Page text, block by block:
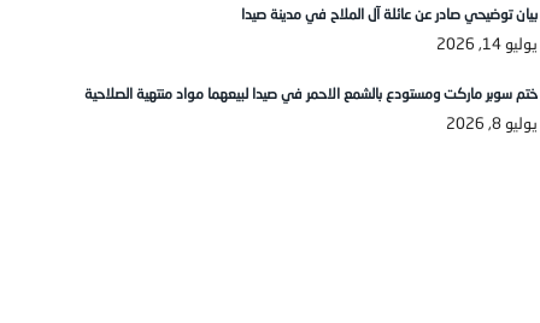
بيان توضيحي صادر عن عائلة آل الملاح في مدينة صيدا
يوليو 14, 2026
ختم سوبر ماركت ومستودع بالشمع الاحمر في صيدا لبيعهما مواد منتهية الصلاحية
يوليو 8, 2026